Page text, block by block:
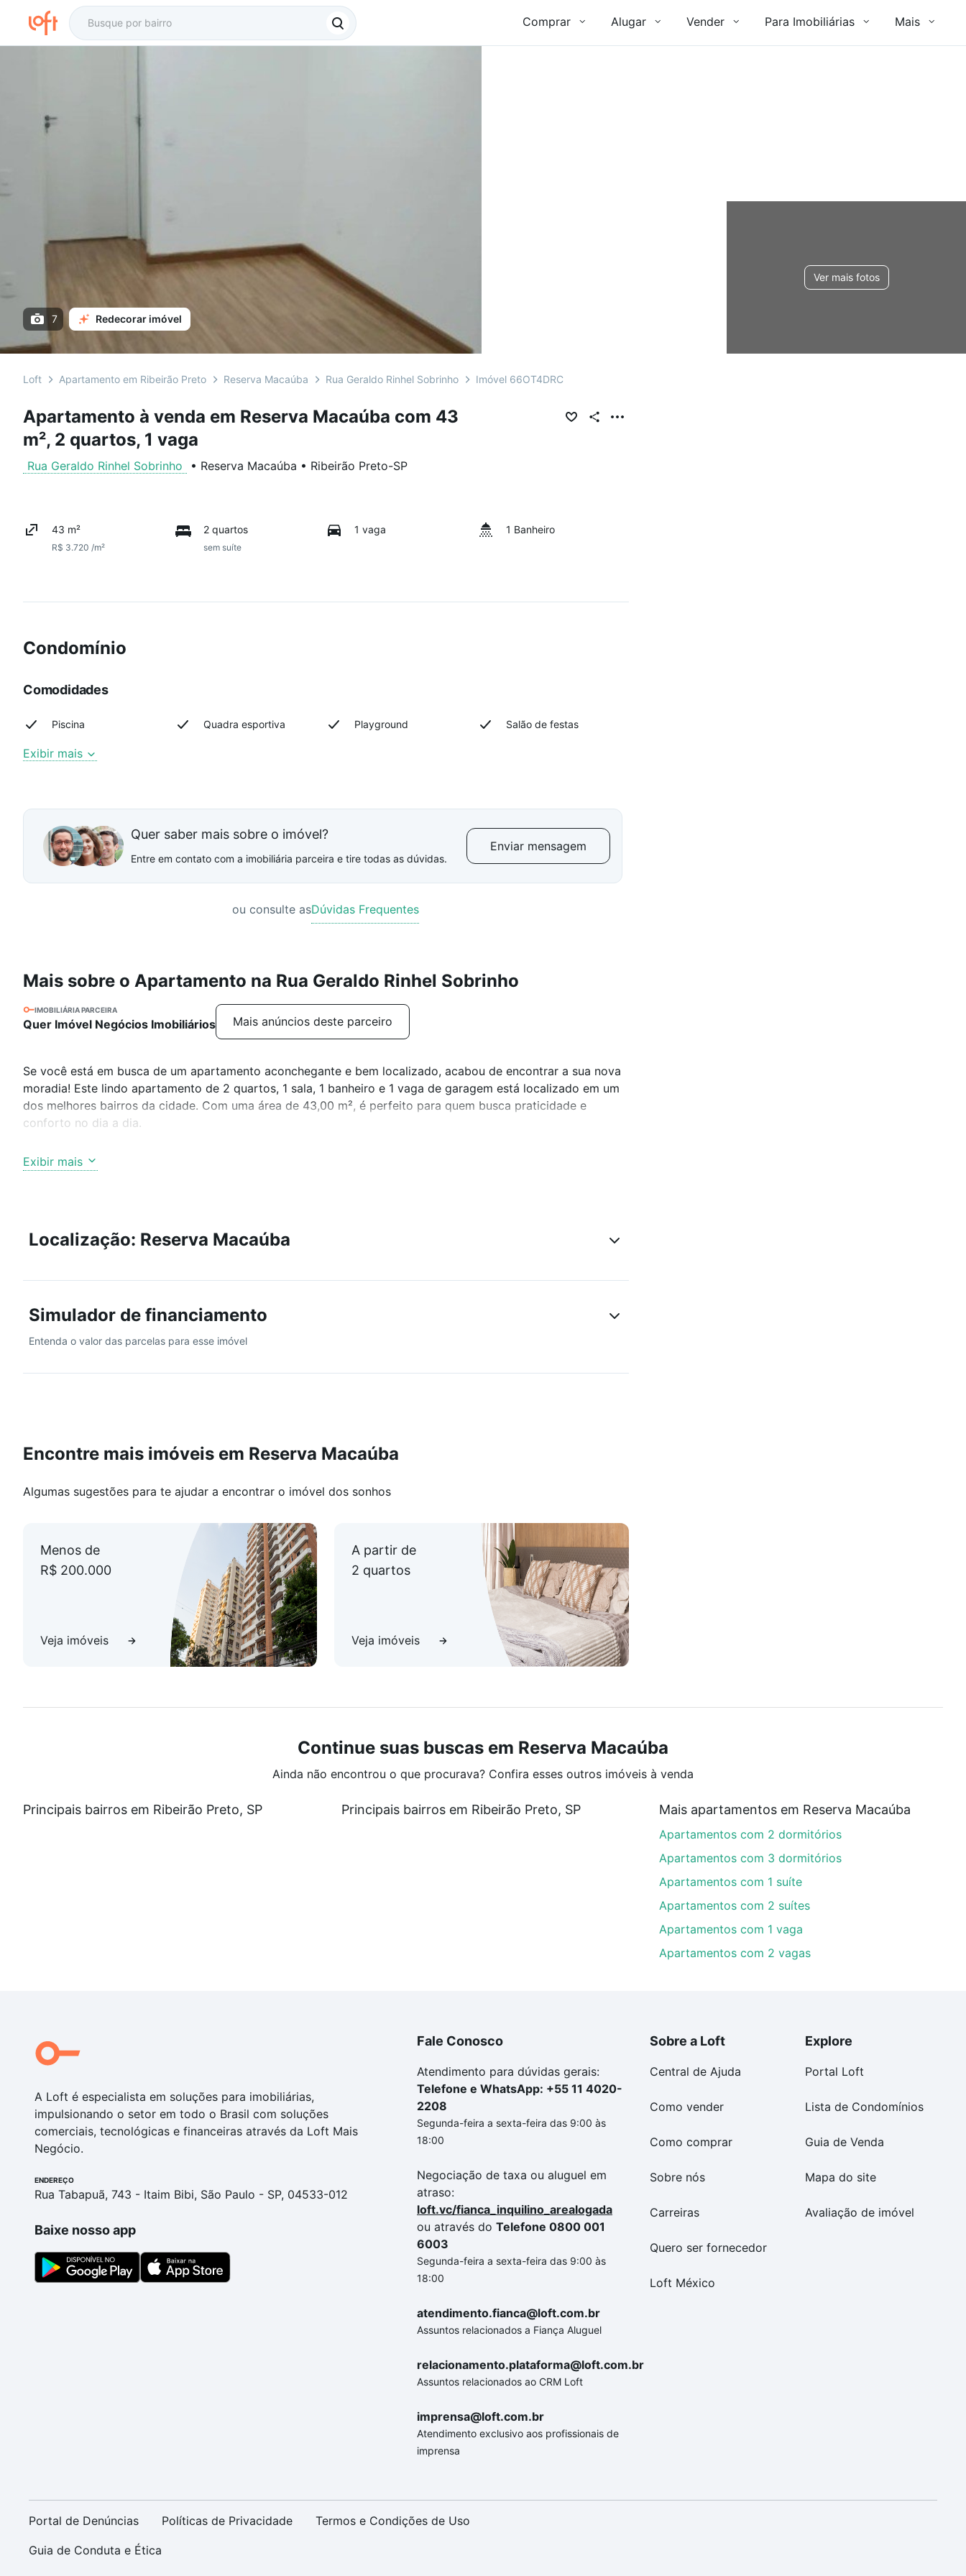
Comprar Alugar Vender Para Imobiliárias Mais
Ver mais fotos
7 Redecorar imóvel
Loft Apartamento em Ribeirão Preto Reserva Macaúba Rua Geraldo Rinhel Sobrinho Imóvel 66OT4DRC
Apartamento à venda em Reserva Macaúba com 43
m², 2 quartos, 1 vaga
Rua Geraldo Rinhel Sobrinho • Reserva Macaúba • Ribeirão Preto-SP
43 m²
R$ 3.720 /m²
2 quartos
sem suíte
1 vaga 1 Banheiro
Condomínio
Comodidades
Piscina Quadra esportiva Playground Salão de festas
Exibir mais
Quer saber mais sobre o imóvel?
Entre em contato com a imobiliária parceira e tire todas as dúvidas.
Enviar mensagem
ou consulte asDúvidas Frequentes
Mais sobre o Apartamento na Rua Geraldo Rinhel Sobrinho
IMOBILIÁRIA PARCEIRA
Quer Imóvel Negócios Imobiliários Mais anúncios deste parceiro
Se você está em busca de um apartamento aconchegante e bem localizado, acabou de encontrar a sua nova
moradia! Este lindo apartamento de 2 quartos, 1 sala, 1 banheiro e 1 vaga de garagem está localizado em um
dos melhores bairros da cidade. Com uma área de 43,00 m², é perfeito para quem busca praticidade e
conforto no dia a dia.
O imóvel foi recentemente reformado, contando com acabamentos de alta qualidade e uma decoração
moderna e elegante. Os quartos são amplos e bem iluminados, proporcionando um ambiente agradável e
fácil acesso a transporte público.
Não perca esta oportunidade única de adquirir o apartamento dos seus sonhos! Estamos ansiosos para te
Exibir mais
Localização: Reserva Macaúba
Simulador de financiamento
Entenda o valor das parcelas para esse imóvel
Encontre mais imóveis em Reserva Macaúba
Algumas sugestões para te ajudar a encontrar o imóvel dos sonhos
Menos de
R$ 200.000
Veja imóveis
A partir de
2 quartos
Veja imóveis
Continue suas buscas em Reserva Macaúba
Ainda não encontrou o que procurava? Confira esses outros imóveis à venda
Principais bairros em Ribeirão Preto, SP Principais bairros em Ribeirão Preto, SP Mais apartamentos em Reserva Macaúba
Apartamentos com 2 dormitórios
Apartamentos com 3 dormitórios
Apartamentos com 1 suíte
Apartamentos com 2 suítes
Apartamentos com 1 vaga
Apartamentos com 2 vagas
A Loft é especialista em soluções para imobiliárias,
impulsionando o setor em todo o Brasil com soluções
comerciais, tecnológicas e financeiras através da Loft Mais
Negócio.
ENDEREÇO
Rua Tabapuã, 743 - Itaim Bibi, São Paulo - SP, 04533-012
Baixe nosso app
Fale Conosco
Atendimento para dúvidas gerais:
Telefone e WhatsApp: +55 11 4020-
2208
Segunda-feira a sexta-feira das 9:00 às
18:00
Negociação de taxa ou aluguel em
atraso:
loft.vc/fianca_inquilino_arealogada
ou através do Telefone 0800 001
6003
Segunda-feira a sexta-feira das 9:00 às
18:00
atendimento.fianca@loft.com.br
Assuntos relacionados a Fiança Aluguel
relacionamento.plataforma@loft.com.br
Assuntos relacionados ao CRM Loft
imprensa@loft.com.br
Atendimento exclusivo aos profissionais de
imprensa
Sobre a Loft
Central de Ajuda
Como vender
Como comprar
Sobre nós
Carreiras
Quero ser fornecedor
Loft México
Explore
Portal Loft
Lista de Condomínios
Guia de Venda
Mapa do site
Avaliação de imóvel
Portal de Denúncias Políticas de Privacidade Termos e Condições de Uso
Guia de Conduta e Ética